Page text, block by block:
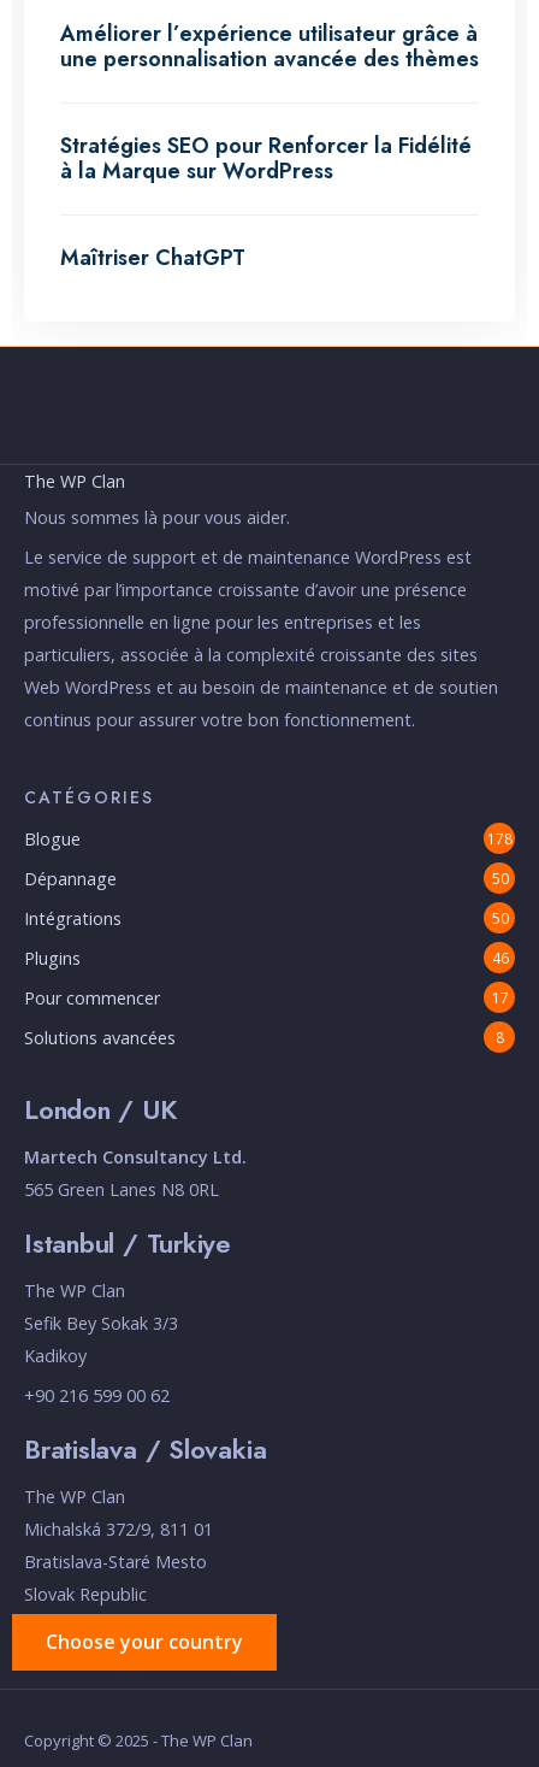
Améliorer l’expérience utilisateur grâce à
une personnalisation avancée des thèmes
Stratégies SEO pour Renforcer la Fidélité
à la Marque sur WordPress
Maîtriser ChatGPT
The WP Clan
Nous sommes là pour vous aider.
Le service de support et de maintenance WordPress est
motivé par l’importance croissante d’avoir une présence
professionnelle en ligne pour les entreprises et les
particuliers, associée à la complexité croissante des sites
Web WordPress et au besoin de maintenance et de soutien
continus pour assurer votre bon fonctionnement.
CATÉGORIES
Blogue 178
Dépannage 50
Intégrations 50
Plugins 46
Pour commencer 17
Solutions avancées 8
London / UK
Martech Consultancy Ltd.
565 Green Lanes N8 0RL
Istanbul / Turkiye
The WP Clan
Sefik Bey Sokak 3/3
Kadikoy
+90 216 599 00 62
Bratislava / Slovakia
The WP Clan
Michalská 372/9, 811 01
Bratislava-Staré Mesto
Slovak Republic
Choose your country
Copyright © 2025 - The WP Clan